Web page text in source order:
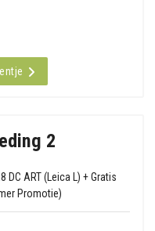
2
DC ART (Leica L) + Gratis
Promotie)